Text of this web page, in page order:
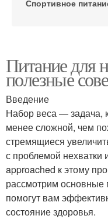
Спортивное
Добавки для
Добавки для
Спортивная
Питание для
полезные
Введение
Набор веса — задача,
менее сложной, чем
стремящиеся
с проблемой
approached к этому
рассмотрим основные
помогут вам
состояние здоровья.